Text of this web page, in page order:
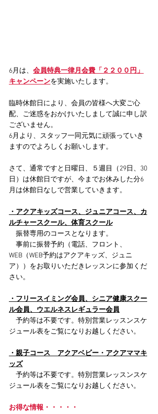
6月は、 会員特典一律月会費「２２００円」
キャンペーンを実施いたします。
臨時休館日により、会員の皆様へ大変ご心
配、ご迷惑をおかけいたしまして誠に申し訳
ございません。
6月より、スタッフ一同元気に頑張っていき
ますのでよろしくお願いします。
さて、通常ですと日曜日、５週目（29日、30
日）は休館日ですが、今までお休みした分6
月は休館日なしで営業していきます。
・アクアキッズコース、ジュニアコース、カ
ルチャースクール、体育スクール
振替専用のコースとなります。
事前に振替予約（電話、フロント、
WEB（WEB予約はアクアキッズ、ジュニ
ア））をお取りいただきレッスンに参加くだ
さい。
・フリースイミング会員、シニア健康スクー
ル会員、ウエルネスレギュラー会員
予約等は不要です。特別営業レッスンスケ
ジュール表をご覧になりお越しください。
・親子コース　アクアベビー・アクアママキ
ッズ
予約等は不要です。 特別営業レッスンスケ
ジュール表をご覧になりお越しください。
お得な情報・・・・・